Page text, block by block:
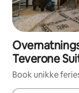
Teverone
Book unikke